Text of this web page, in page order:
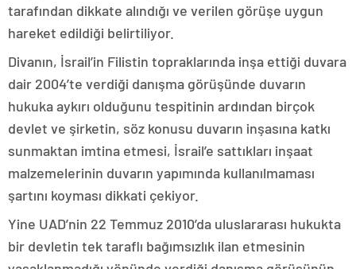
tarafından dikkate alındığı ve verilen görüşe uygun
hareket edildiği belirtiliyor.
Divanın, İsrail’in Filistin topraklarında inşa ettiği duvara
dair 2004’te verdiği danışma görüşünde duvarın
hukuka aykırı olduğunu tespitinin ardından birçok
devlet ve şirketin, söz konusu duvarın inşasına katkı
sunmaktan imtina etmesi, İsrail’e sattıkları inşaat
malzemelerinin duvarın yapımında kullanılmaması
şartını koyması dikkati çekiyor.
Yine UAD’nin 22 Temmuz 2010’da uluslararası hukukta
bir devletin tek taraflı bağımsızlık ilan etmesinin